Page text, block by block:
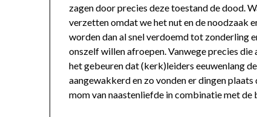
zagen door precies deze toestand de dood.
verzetten omdat we het nut en de noodzaak
worden dan al snel verdoemd tot zonderling
onszelf willen afroepen. Vanwege precies
het gebeuren dat (kerk)leiders eeuwenlang
aangewakkerd en zo vonden er dingen
mom van naastenliefde in combinatie met de